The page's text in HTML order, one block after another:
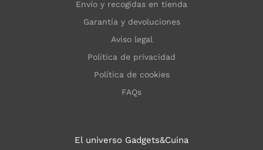
Envío y recogidas en tienda
Garantía y devoluciones
Aviso legal
Política de privacidad
Política de cookies
FAQs
El universo Gadgets&Cuina